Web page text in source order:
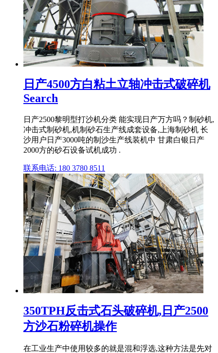
日产4500方白粘土立轴冲击式破碎机
Search
日产2500黎明型打沙机分类 能实现日产万方吗？制砂机,
冲击式制砂机,机制砂石生产线成套设备,上海制砂机 长
沙用户日产3000吨的制沙生产线装机中 甘肃白银日产
2000方的砂石设备试机成功 .
联系电话: 180 3780 8511
350TPH反击式石头破碎机,日产2500
方沙石粉碎机操作
在工业生产中使用较多的就是混和浮选,这种方法是先对